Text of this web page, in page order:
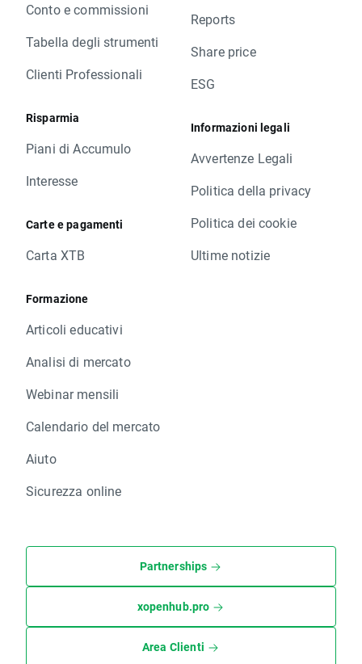
Conto e commissioni
Tabella degli strumenti
Clienti Professionali
Risparmia
Piani di Accumulo
Interesse
Carte e pagamenti
Carta XTB
Formazione
Articoli educativi
Analisi di mercato
Webinar mensili
Calendario del mercato
Aiuto
Sicurezza online
Reports
Share price
ESG
Informazioni legali
Avvertenze Legali
Politica della privacy
Politica dei cookie
Ultime notizie
Partnerships
xopenhub.pro
Area Clienti